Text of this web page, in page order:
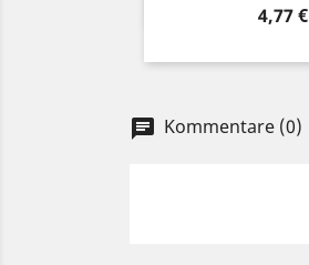
Preis
4,77 €
chat Kommentare (0)